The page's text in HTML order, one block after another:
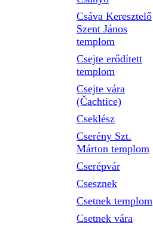
Csáva Keresztelő
Szent János
templom
Csejte erődített
templom
Csejte vára
(Čachtice)
Cseklész
Cserény Szt.
Márton templom
Cserépvár
Csesznek
Csetnek templom
Csetnek vára